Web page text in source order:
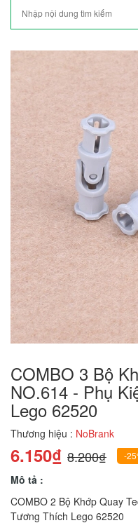
COMBO 3 Bộ
NO.614 - Phụ
Lego 62520
Thương hiệu : NoBrank
6.150₫ 8.200₫ -
Mô tả :
COMBO 2 Bộ Khớp Quay
Tương Thích Lego 62520